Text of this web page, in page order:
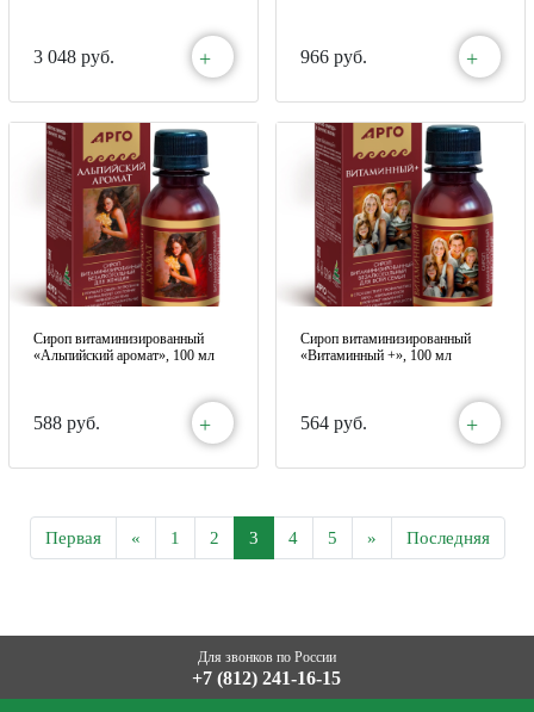
3 048 руб. + 966 руб. +
Сироп витаминизированный
«Альпийский аромат», 100 мл
588 руб. +
Сироп витаминизированный
«Витаминный +», 100 мл
564 руб. +
Первая « 1 2 3 4 5 » Последняя
Для звонков по России
+7 (812) 241-16-15